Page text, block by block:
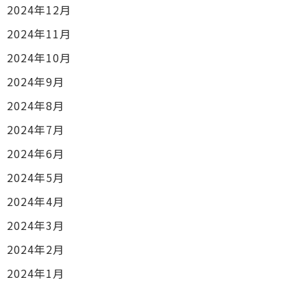
2024年12月
2024年11月
2024年10月
2024年9月
2024年8月
2024年7月
2024年6月
2024年5月
2024年4月
2024年3月
2024年2月
2024年1月